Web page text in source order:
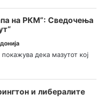
на РКМ“: Сведочења
дека мазутот кој
и либералите